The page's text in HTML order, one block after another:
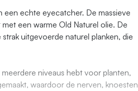
echte eyecatcher. De massieve
een warme Old Naturel olie. De
uitgevoerde naturel planken, die
niveaus hebt voor planten,
waardoor de nerven, knoesten